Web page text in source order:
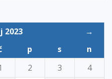
2023
→
p s
n
2 3
4